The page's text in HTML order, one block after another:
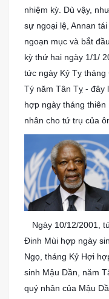
nhiệm kỳ. Dù vậy,
sự ngoại lệ, Annan
ngoạn mục và bắt
kỳ thứ hai ngày 1/1/
tức ngày Kỷ Tỵ tháng
Tý năm Tân Tỵ - đây
hợp ngày tháng thiên
nhân cho tứ trụ của
Ngày 10/12/2001,
Đinh Mùi hợp ngày
Ngọ, tháng Kỷ Hợi
sinh Mậu Dần, năm
quý nhân của Mậu